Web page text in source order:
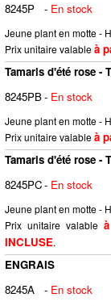
8245P
- En stock
Jeune plant en motte -
Prix unitaire valableà
Tamaris d'été rose -
8245PB- En stock
Jeune plant en motte -
Prix unitaire valableà
Tamaris d'été rose -
8245PC- En stock
Jeune plant en motte -
Prix unitaire valable
INCLUSE.
ENGRAIS
8245A
- En stock